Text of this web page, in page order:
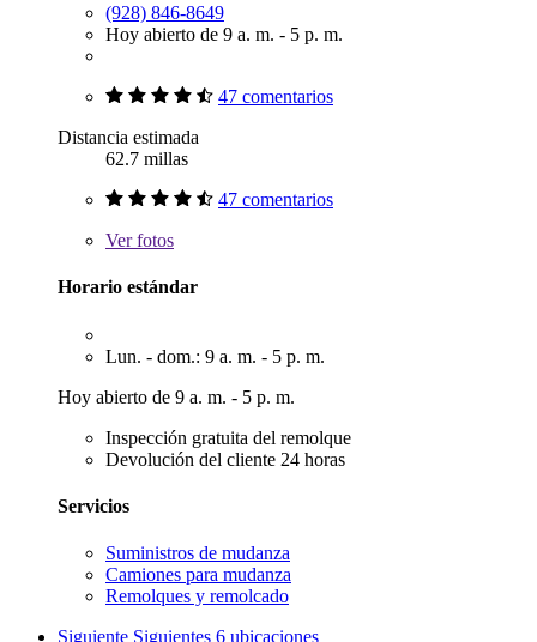
(928) 846-8649
Hoy abierto de 9 a. m. - 5 p. m.
47 comentarios
Distancia estimada
62.7 millas
47 comentarios
Verfotos
Horario estándar
Lun. - dom.: 9 a. m. - 5 p. m.
Hoy abierto de 9 a. m. - 5 p. m.
Inspección gratuita del remolque
Devolución del cliente 24 horas
Servicios
Suministros de mudanza
Camiones para mudanza
Remolques y remolcado
Siguiente Siguientes 6 ubicaciones